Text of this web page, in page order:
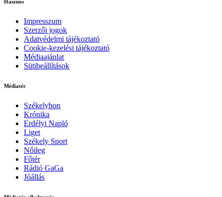
Hasznos
Impresszum
Szerzői jogok
Adatvédelmi tájékoztató
Cookie-kezelési tájékoztató
Médiaajánlat
Sütibeállítások
Médiatér
Székelyhon
Krónika
Erdélyi Napló
Liget
Székely Sport
Nőileg
Főtér
Rádió GaGa
Jóállás